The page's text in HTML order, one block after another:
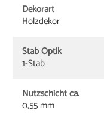
Dekorart
Holzdekor
Stab Optik
1-Stab
Nutzschicht ca.
0,55 mm